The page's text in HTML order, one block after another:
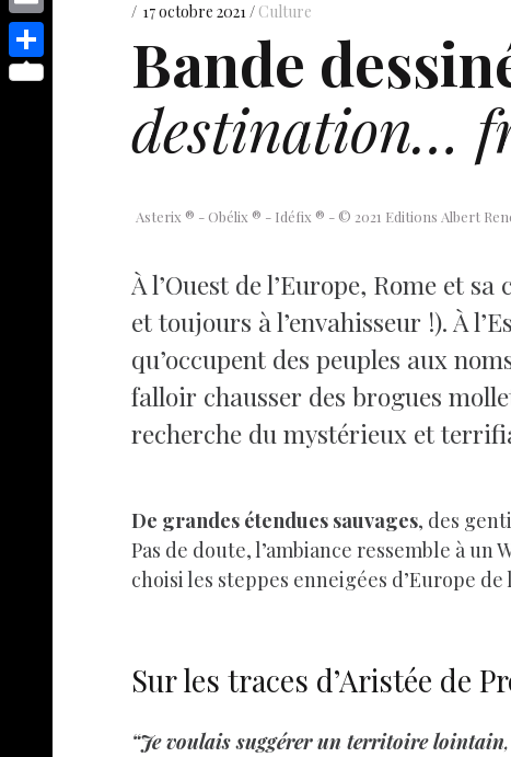
17 octobre 2021 Culture
Bande
destination…
Asterix ® - Obélix ® - Idéfix ® - © 2021 Editions Albert
À l’Ouest de l’Europe, Rome et
et toujours à l’envahisseur !). À
qu’occupent des peuples aux
falloir chausser des brogues
recherche du mystérieux et
De grandes étendues sauvages, des
Pas de doute, l’ambiance ressemble à
choisi les steppes enneigées d’Europe de
Sur les traces d’Aristée de
“Je voulais suggérer un territoire lointain
p
e
s
d
I
e
n
y
p
e
o
p
E
m
S